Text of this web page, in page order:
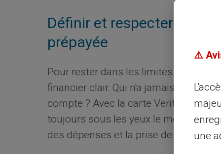
Définir et respecter son
prépayée
Pour rester dans les limites de votre
financier clair. Qui n'a jamais
compte ? Avec la carte Veritas, ce
toujours sous les yeux le montant
des dépenses et la prise de décision
⚠️
une